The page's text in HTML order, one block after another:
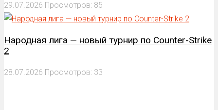
29.07.2026 Просмотров: 85
Народная лига — новый турнир по Counter-Strike
2
28.07.2026 Просмотров: 33